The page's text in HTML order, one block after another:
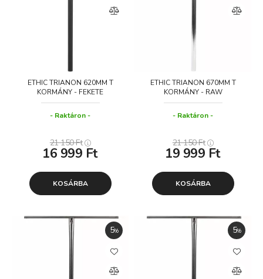
ETHIC TRIANON 620MM T
KORMÁNY - FEKETE
Raktáron
21 150Ft
16 999 Ft
KOSÁRBA
ETHIC TRIANON 670MM T
KORMÁNY - RAW
Raktáron
21 150Ft
19 999 Ft
KOSÁRBA
5 5